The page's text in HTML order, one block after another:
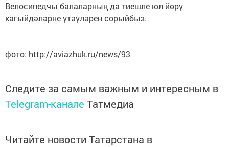
Велосипедчы балаларның да тиешле юл йөрү
кагыйдәләрне үтәүләрен сорыйбыз.
фото: http://aviazhuk.ru/news/93
Следите за самым важным и интересным в
Telegram-канале Татмедиа
Читайте новости Татарстана в